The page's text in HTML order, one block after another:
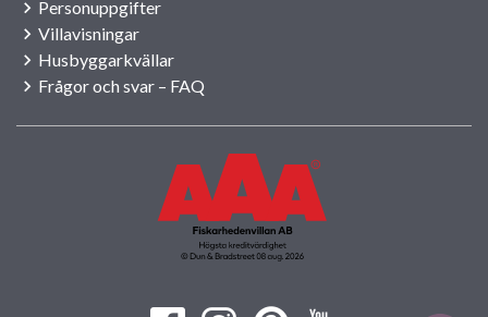
Personuppgifter
Villavisningar
Husbyggarkvällar
Frågor och svar – FAQ